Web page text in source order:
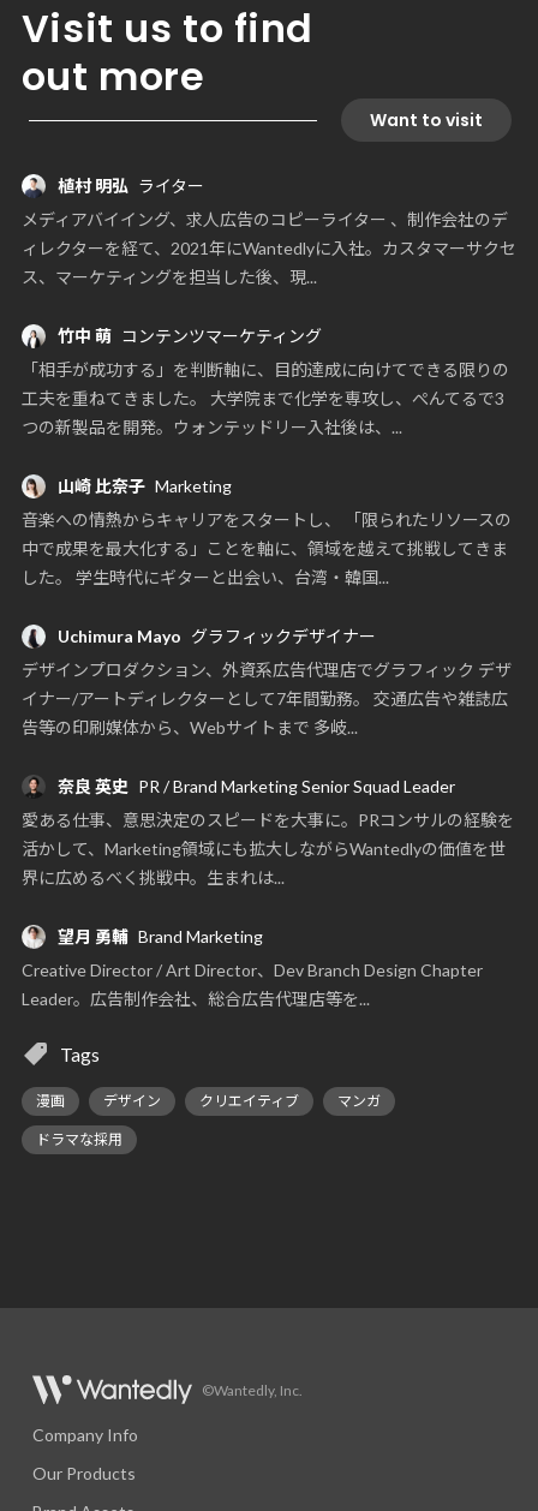
Visit us to find
out more
Want to visit
植村 明弘 ライター
メディアバイイング、求人広告のコピーライター 、制作会社のデ
ィレクターを経て、2021年にWantedlyに入社。カスタマーサクセ
ス、マーケティングを担当した後、現...
竹中 萌 コンテンツマーケティング
「相手が成功する」を判断軸に、目的達成に向けてできる限りの
工夫を重ねてきました。 大学院まで化学を専攻し、ぺんてるで3
つの新製品を開発。ウォンテッドリー入社後は、...
山崎 比奈子 Marketing
音楽への情熱からキャリアをスタートし、 「限られたリソースの
中で成果を最大化する」ことを軸に、領域を越えて挑戦してきま
した。 学生時代にギターと出会い、台湾・韓国...
Uchimura Mayo グラフィックデザイナー
デザインプロダクション、外資系広告代理店でグラフィック デザ
イナー/アートディレクターとして7年間勤務。 交通広告や雑誌広
告等の印刷媒体から、Webサイトまで 多岐...
奈良 英史 PR / Brand Marketing Senior Squad Leader
愛ある仕事、意思決定のスピードを大事に。PRコンサルの経験を
活かして、Marketing領域にも拡大しながらWantedlyの価値を世
界に広めるべく挑戦中。生まれは...
望月 勇輔 Brand Marketing
Creative Director / Art Director、Dev Branch Design Chapter
Leader。広告制作会社、総合広告代理店等を...
Tags
漫画 デザイン クリエイティブ マンガ
ドラマな採用
©Wantedly, Inc.
Company Info
Our Products